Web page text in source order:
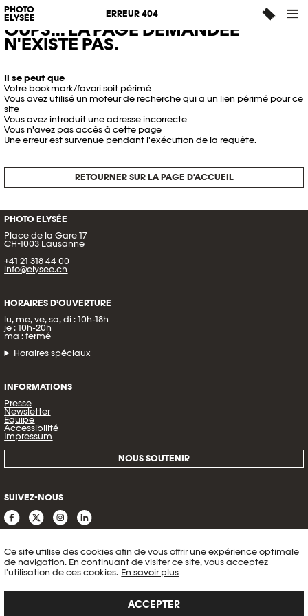
Ce site utilise des cookies afin de vous offrir une expérience optimale
de navigation. En continuant de visiter ce site, vous acceptez
l’utilisation de ces cookies. En savoir plus
ACCEPTER
PHOTO
ELYSÉE
ERREUR 404
OUPS... LA PAGE DEMANDÉE
N'EXISTE PAS.
Il se peut que
Votre bookmark/favori soit périmé
Vous avez utilisé un moteur de recherche qui a un lien périmé pour ce
site
Vous avez introduit une adresse incorrecte
Vous n'avez pas accès à cette page
Une erreur est survenue pendant l'exécution de la requête.
RETOURNER SUR LA PAGE D'ACCUEIL
PHOTO ELYSÉE
Place de la Gare 17
CH-1003 Lausanne
+41 21 318 44 00
info@elysee.ch
HORAIRES D’OUVERTURE
lu, me, ve, sa, di : 10h-18h
je : 10h-20h
ma : fermé
Horaires spéciaux
INFORMATIONS
Presse
Newsletter
Équipe
Accessibilité
Impressum
NOUS SOUTENIR
SUIVEZ-NOUS